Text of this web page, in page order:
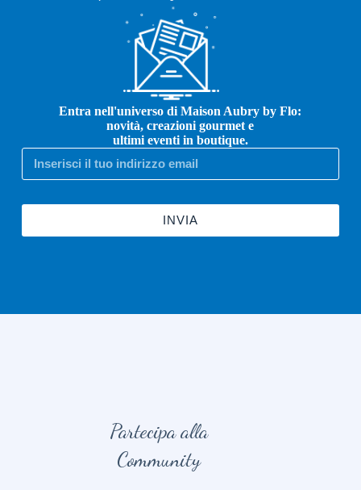
Entra nell'universo di Maison Aubry by Flo:
novità, creazioni gourmet e
ultimi eventi in boutique.
INVIA
Partecipa alla
Community